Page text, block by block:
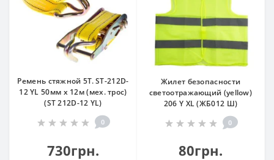
Ремень стяжной 5Т. ST-212D-
12 YL 50мм х 12м (мех. трос)
(ST 212D-12 YL)
0
730грн.
Жилет безопасности
светоотражающий (yellow)
206 Y XL (ЖБ012 Ш)
0
80грн.